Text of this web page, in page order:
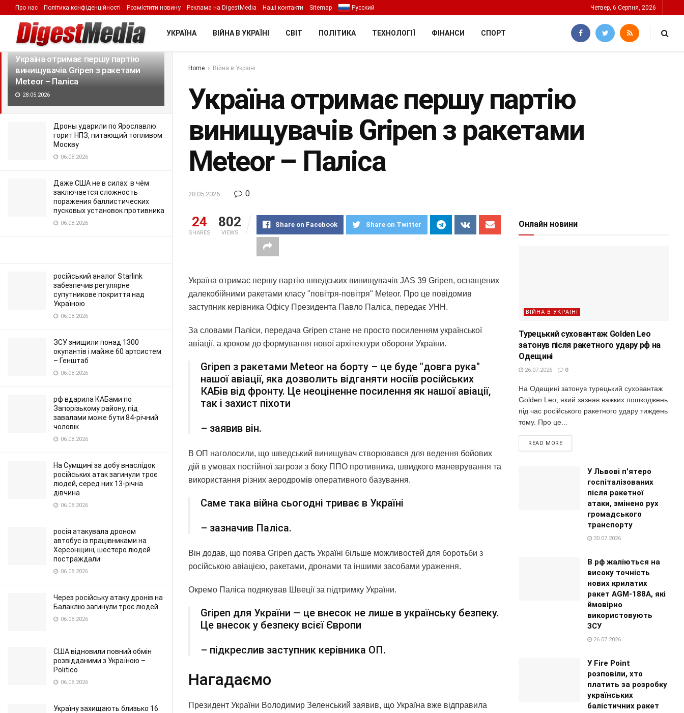
LATEST TRENDING Filter
Україна отримає першу партію
винищувачів Gripen з ракетами
Meteor – Паліса
28.05.2026
Дроны ударили по Ярославлю:
горит НПЗ, питающий топливом
Москву
06.08.2026
Даже США не в силах: в чём
заключается сложность
поражения баллистических
пусковых установок противника
06.08.2026
російський аналог Starlink
забезпечив регулярне
супутникове покриття над
Україною
06.08.2026
ЗСУ знищили понад 1300
окупантів і майже 60 артсистем
– Генштаб
06.08.2026
рф вдарила КАБами по
Запорізькому району, під
завалами може бути 84-річний
чоловік
06.08.2026
На Сумщині за добу внаслідок
російських атак загинули троє
людей, серед них 13-річна
дівчина
06.08.2026
росія атакувала дроном
автобус із працівниками на
Херсонщині, шестеро людей
постраждали
06.08.2026
Через російську атаку дронів на
Балаклію загинули троє людей
06.08.2026
США відновили повний обмін
розвідданими з Україною –
Politico
06.08.2026
Україну захищають близько 16
Про нас Політика конфіденційності Розмістити новину Реклама на DigestMedia Наші контакти Sitemap Русский Четвер, 6 Серпня, 2026
УКРАЇНА ВІЙНА В УКРАЇНІ СВІТ ПОЛІТИКА ТЕХНОЛОГІЇ ФІНАНСИ СПОРТ
Home Війна в Україні
Україна отримає першу партію
винищувачів Gripen з ракетами
Meteor – Паліса
28.05.2026 0
24
SHARES
802
VIEWS
Share on Facebook Share on Twitter
Україна отримає першу партію шведських винищувачів JAS 39 Gripen, оснащених
далекобійними ракетами класу "повітря-повітря" Meteor. Про це повідомив
заступник керівника Офісу Президента Павло Паліса, передає УНН.
За словами Паліси, передача Gripen стане не просто посиленням української
авіації, а кроком до формування нової архітектури оборони України.
Gripen з ракетами Meteor на борту – це буде "довга рука"
нашої авіації, яка дозволить відганяти носіїв російських
КАБів від фронту. Це неоціненне посилення як нашої авіації,
так і захист піхоти
– заявив він.
В ОП наголосили, що шведський винищувач створювався для ведення бойових
дій в умовах постійної загрози з боку ППО противника, швидкого маневрування та
використання різних аеродромів оперативного базування.
Саме така війна сьогодні триває в Україні
– зазначив Паліса.
Він додав, що поява Gripen дасть Україні більше можливостей для боротьби з
російською авіацією, ракетами, дронами та іншими засобами ураження.
Окремо Паліса подякував Швеції за підтримку України.
Gripen для України — це внесок не лише в українську безпеку.
Це внесок у безпеку всієї Європи
– підкреслив заступник керівника ОП.
Нагадаємо
Президент України Володимир Зеленський заявив, що Україна вже відправила
Онлайн новини
ВІЙНА В УКРАЇНІ
Турецький суховантаж Golden Leo
затонув після ракетного удару рф на
Одещині
26.07.2026 0
На Одещині затонув турецький суховантаж
Golden Leo, який зазнав важких пошкоджень
під час російського ракетного удару тиждень
тому. Про це...
READ MORE
У Львові п'ятеро
госпіталізованих
після ракетної
атаки, змінено рух
громадського
транспорту
30.07.2026
В рф жаліються на
високу точність
нових крилатих
ракет AGM-188A, які
ймовірно
використовують
ЗСУ
26.07.2026
У Fire Point
розповіли, хто
платить за розробку
українських
балістичних ракет